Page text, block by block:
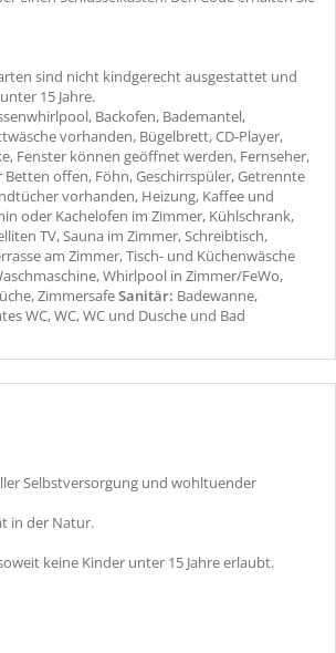
sind nicht kindgerecht ausgestattet und
15 Jahre.
Backofen, Bademantel,
vorhanden, Bügelbrett, CD-Player,
Fenster können geöffnet werden, Fernseher,
Betten offen, Föhn, Geschirrspüler, Getrennte
vorhanden, Heizung, Kaffee und
oder Kachelofen im Zimmer, Kühlschrank,
TV, Sauna im Zimmer, Schreibtisch,
am Zimmer, Tisch- und Küchenwäsche
Whirlpool in Zimmer/FeWo,
ZimmersafeSanitär: Badewanne,
WC, WC, WC und Dusche und Bad
Selbstversorgung und wohltuender
in der Natur.
keine Kinder unter 15 Jahre erlaubt.